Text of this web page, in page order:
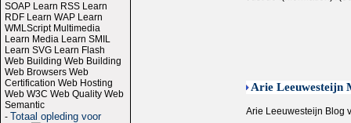
SOAP Learn RSS Learn
RDF Learn WAP Learn
WMLScript Multimedia
Learn Media Learn SMIL
Learn SVG Learn Flash
Web Building Web Building
Web Browsers Web
Certification Web Hosting
Web W3C Web Quality Web
Semantic
- Totaal opleding voor
Arie Leeuwesteijn
Arie Leeuwesteijn Blog